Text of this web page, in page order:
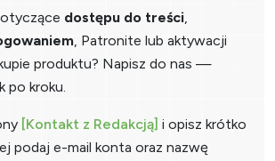
dostępu do treści,
, Patronite lub aktywacji
produktu? Napisz do nas —
po kroku.
[Kontakt z Redakcją] i opisz krótko
podaj e-mail konta oraz nazwę